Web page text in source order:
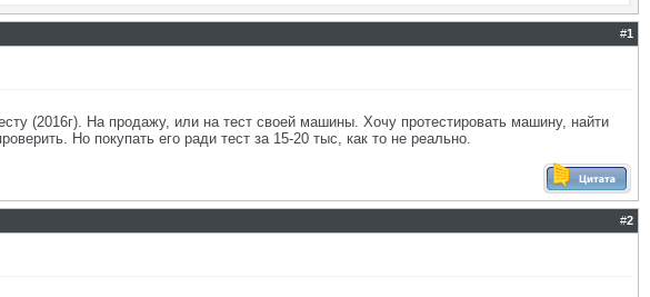
#1
(2016г). На продажу, или на тест своей машины. Хочу протестировать машину, найти
Но покупать его ради тест за 15-20 тыс, как то не реально.
#2